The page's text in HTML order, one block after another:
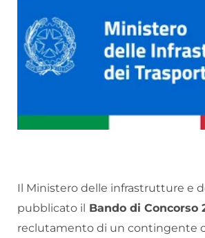
Il Ministero delle infrastrutture e
pubblicato il Bando di Concorso
reclutamento di un contingente